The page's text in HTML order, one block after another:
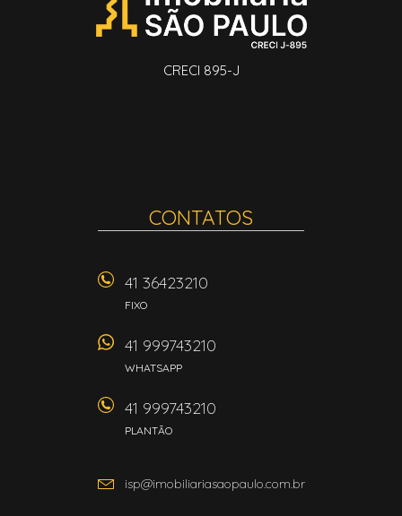
CRECI 895-J
CONTATOS
41 36423210
FIXO
41 999743210
WHATSAPP
41 999743210
PLANTÃO
isp@imobiliariasaopaulo.com.br